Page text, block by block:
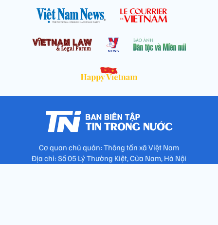
Cơ quan chủ quản: Thông tấn xã Việt Nam
Địa chỉ: Số 05 Lý Thường Kiệt, Cửa Nam, Hà Nội